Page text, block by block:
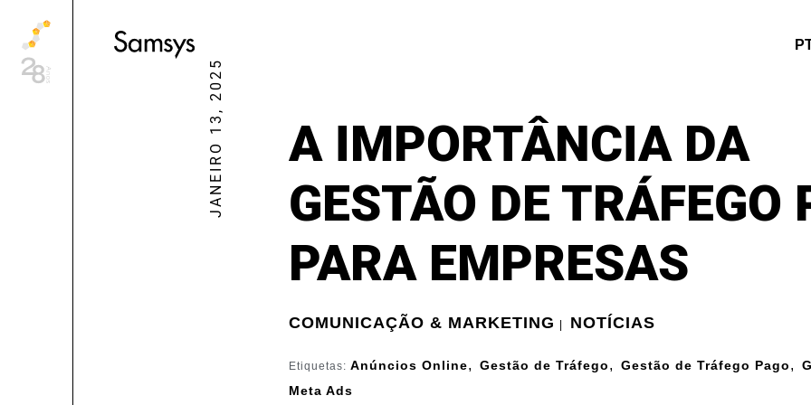
JANEIRO 13, 2025
A IMPORTÂNCIA DA
GESTÃO DE TRÁFEGO
PARA EMPRESAS
COMUNICAÇÃO & MARKETING | NOTÍCIAS
Etiquetas:Anúncios Online, Gestão de Tráfego, Gestão de Tráfego Pago,
Meta Ads